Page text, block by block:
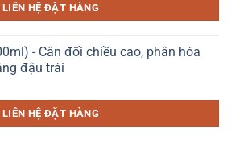
LIÊN HỆ ĐẶT HÀNG
- Cân đối chiều cao, phân hóa
đậu trái
LIÊN HỆ ĐẶT HÀNG